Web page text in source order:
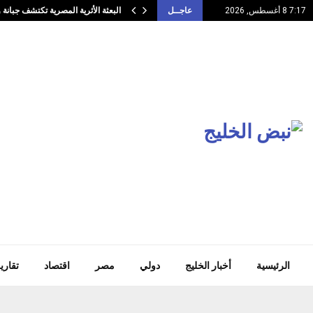
7:17 8 أغسطس, 2026 عاجــل البعثة الأثرية المصرية تكتشف
الرئيسية أخبار الخليج دولي مصر اقتصاد